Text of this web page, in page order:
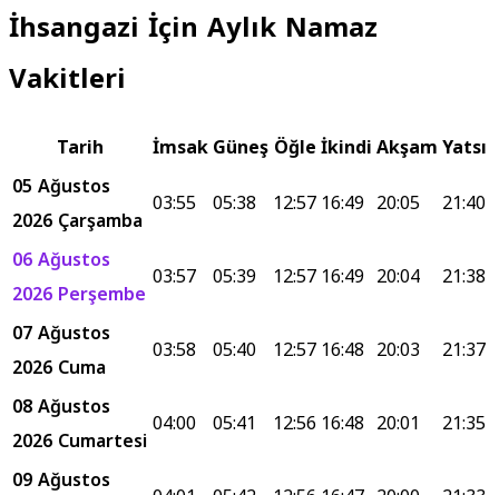
İhsangazi İçin Aylık Namaz
Vakitleri
Tarih İmsakGüneşÖğleİkindiAkşamYatsı
05 Ağustos
2026 Çarşamba
03:55 05:38 12:5716:49 20:05
21:40
06 Ağustos
2026 Perşembe
03:57 05:39 12:5716:49 20:04
21:38
07 Ağustos
2026 Cuma
03:58 05:40 12:5716:48 20:03
21:37
08 Ağustos
2026 Cumartesi
04:00 05:41 12:56 16:48 20:01
21:35
09 Ağustos